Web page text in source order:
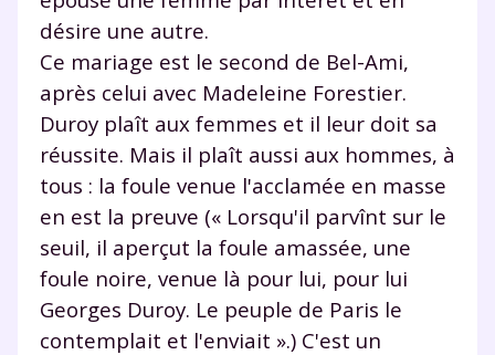
désire une autre.
Ce mariage est le second de Bel-Ami,
après celui avec Madeleine Forestier.
Duroy plaît aux femmes et il leur doit sa
réussite. Mais il plaît aussi aux hommes, à
tous : la foule venue l'acclamée en masse
en est la preuve (« Lorsqu'il parvînt sur le
seuil, il aperçut la foule amassée, une
foule noire, venue là pour lui, pour lui
Georges Duroy. Le peuple de Paris le
contemplait et l'enviait ».) C'est un
et de réussir votre
année scolaire ?
Testez gratuitement
pendant 24h notre
plateforme de soutien
scolaire !